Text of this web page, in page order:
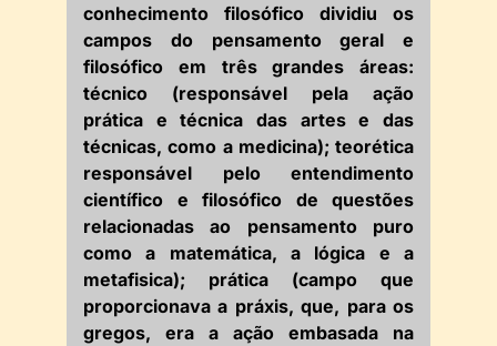
conhecimento filosófico dividiu os
campos do pensamento geral e
filosófico em três grandes áreas:
técnico (responsável pela ação
prática e técnica das artes e das
técnicas, como a medicina); teorética
responsável pelo entendimento
científico e filosófico de questões
relacionadas ao pensamento puro
como a matemática, a lógica e a
metafisica); prática (campo que
proporcionava a práxis, que, para os
gregos, era a ação embasada na